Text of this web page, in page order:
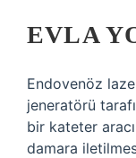
EVLA
Endovenöz
jeneratörü
bir kateter
damara